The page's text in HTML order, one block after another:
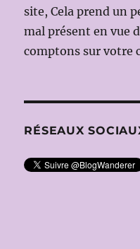
site, Cela prend un
mal présent en vue
comptons sur votre
RÉSEAUX